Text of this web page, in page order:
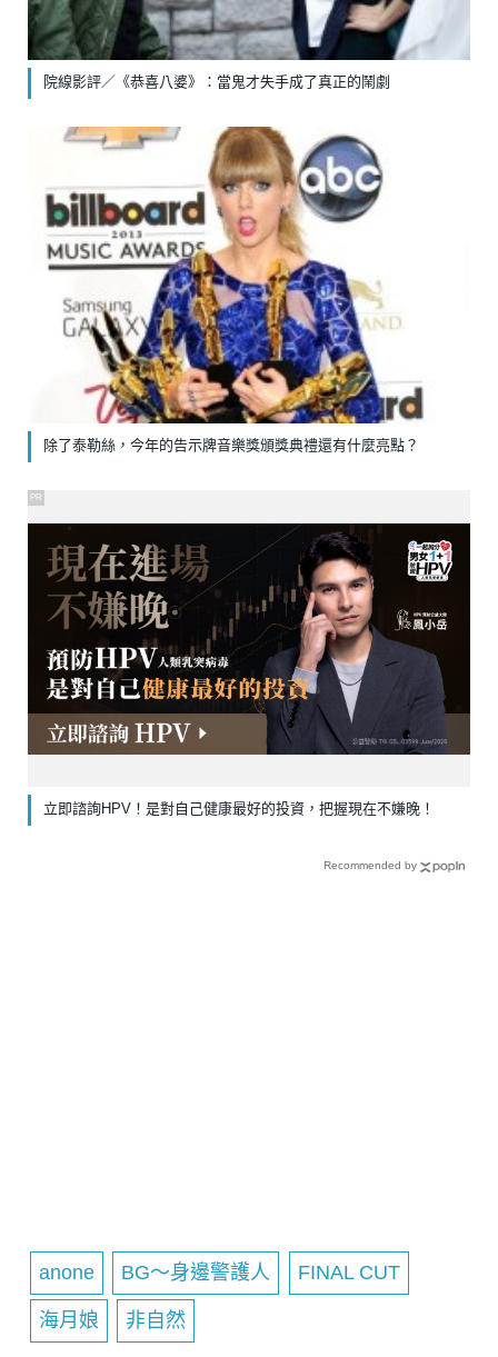
院線影評／《恭喜八婆》：當鬼才失手成了真正的鬧劇
除了泰勒絲，今年的告示牌音樂獎頒獎典禮還有什麼亮點？
立即諮詢HPV！是對自己健康最好的投資，把握現在不嫌晚！
PR
Recommended by
anone BG～身邊警護人 FINAL CUT
海月娘 非自然